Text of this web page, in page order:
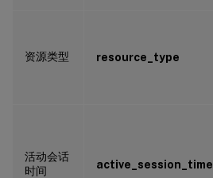
资源类型 resource_type
活动会话
时间
active_session_time